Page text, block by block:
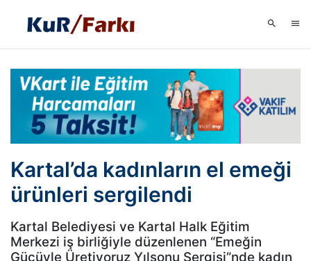
Kartal’da kadınların el emeği
ürünleri sergilendi
Kartal Belediyesi ve Kartal Halk Eğitim
Merkezi iş birliğiyle düzenlenen “Emeğin
Gücüyle Üretiyoruz Yılsonu Sergisi”nde kadın